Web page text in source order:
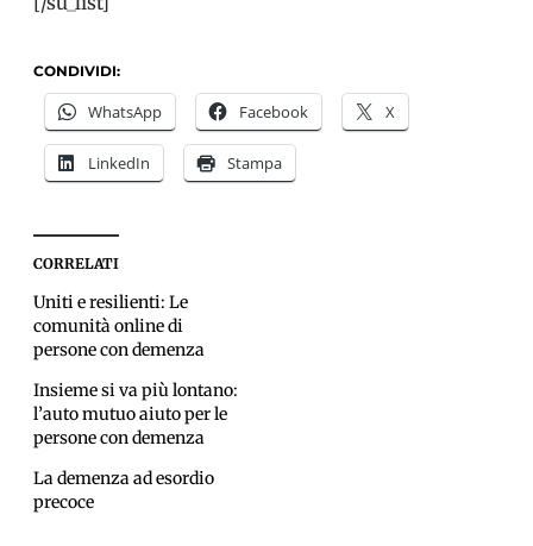
CONDIVIDI:
WhatsApp Facebook X
LinkedIn Stampa
CORRELATI
Uniti e resilienti: Le
comunità online di
persone con demenza
Insieme si va più lontano:
l’auto mutuo aiuto per le
persone con demenza
La demenza ad esordio
precoce